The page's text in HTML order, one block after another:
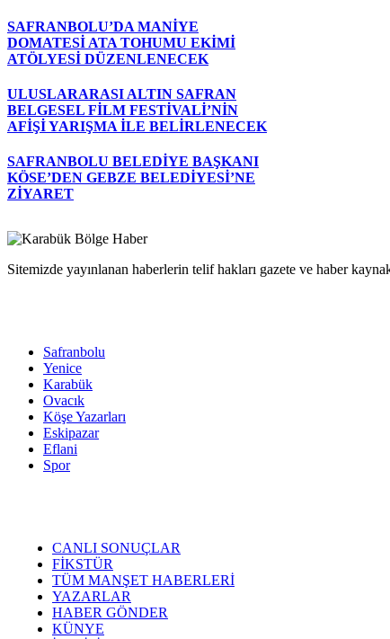
SAFRANBOLU’DA MANİYE
DOMATESİ ATA TOHUMU EKİMİ
ATÖLYESİ DÜZENLENECEK
ULUSLARARASI ALTIN SAFRAN
BELGESEL FİLM FESTİVALİ’NİN
AFİŞİ YARIŞMA İLE BELİRLENECEK
SAFRANBOLU BELEDİYE BAŞKANI
KÖSE’DEN GEBZE BELEDİYESİ’NE
ZİYARET
Sitemizde yayınlanan haberlerin telif hakları gazete ve haber
Safranbolu
Yenice
Karabük
Ovacık
Köşe Yazarları
Eskipazar
Eflani
Spor
CANLI SONUÇLAR
FİKSTÜR
TÜM MANŞET HABERLERİ
YAZARLAR
HABER GÖNDER
KÜNYE